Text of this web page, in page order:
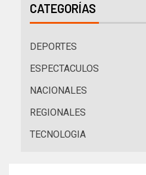
CATEGORÍAS
DEPORTES
ESPECTACULOS
NACIONALES
REGIONALES
TECNOLOGIA